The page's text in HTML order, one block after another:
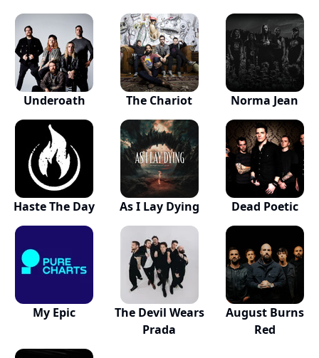
Underoath The Chariot Norma Jean
Haste The Day As I Lay Dying Dead Poetic
My Epic
The Devil Wears
Prada
August Burns
Red